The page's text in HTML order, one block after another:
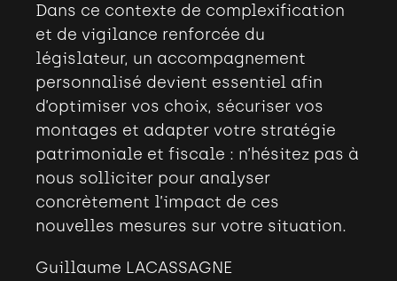
Dans ce contexte de complexification
et de vigilance renforcée du
législateur, un accompagnement
personnalisé devient essentiel afin
d’optimiser vos choix, sécuriser vos
montages et adapter votre stratégie
patrimoniale et fiscale : n’hésitez pas à
nous solliciter pour analyser
concrètement l’impact de ces
nouvelles mesures sur votre situation.
Guillaume LACASSAGNE